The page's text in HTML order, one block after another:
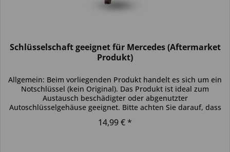
Schlüsselschaft geeignet für Mercedes (Aftermarket
Produkt)
Allgemein: Beim vorliegenden Produkt handelt es sich um ein
Notschlüssel (kein Original). Das Produkt ist ideal zum
Austausch beschädigter oder abgenutzter
Autoschlüsselgehäuse geeignet. Bitte achten Sie darauf, dass
14,99 € *